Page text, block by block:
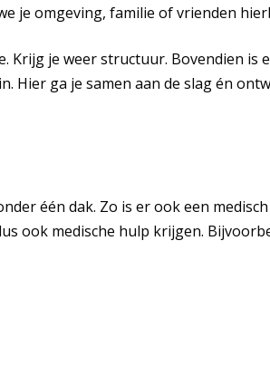
je omgeving, familie of vrienden
Krijg je weer structuur. Bovendien is
Hier ga je samen aan de slag én
één dak. Zo is er ook een
ook medische hulp krijgen.